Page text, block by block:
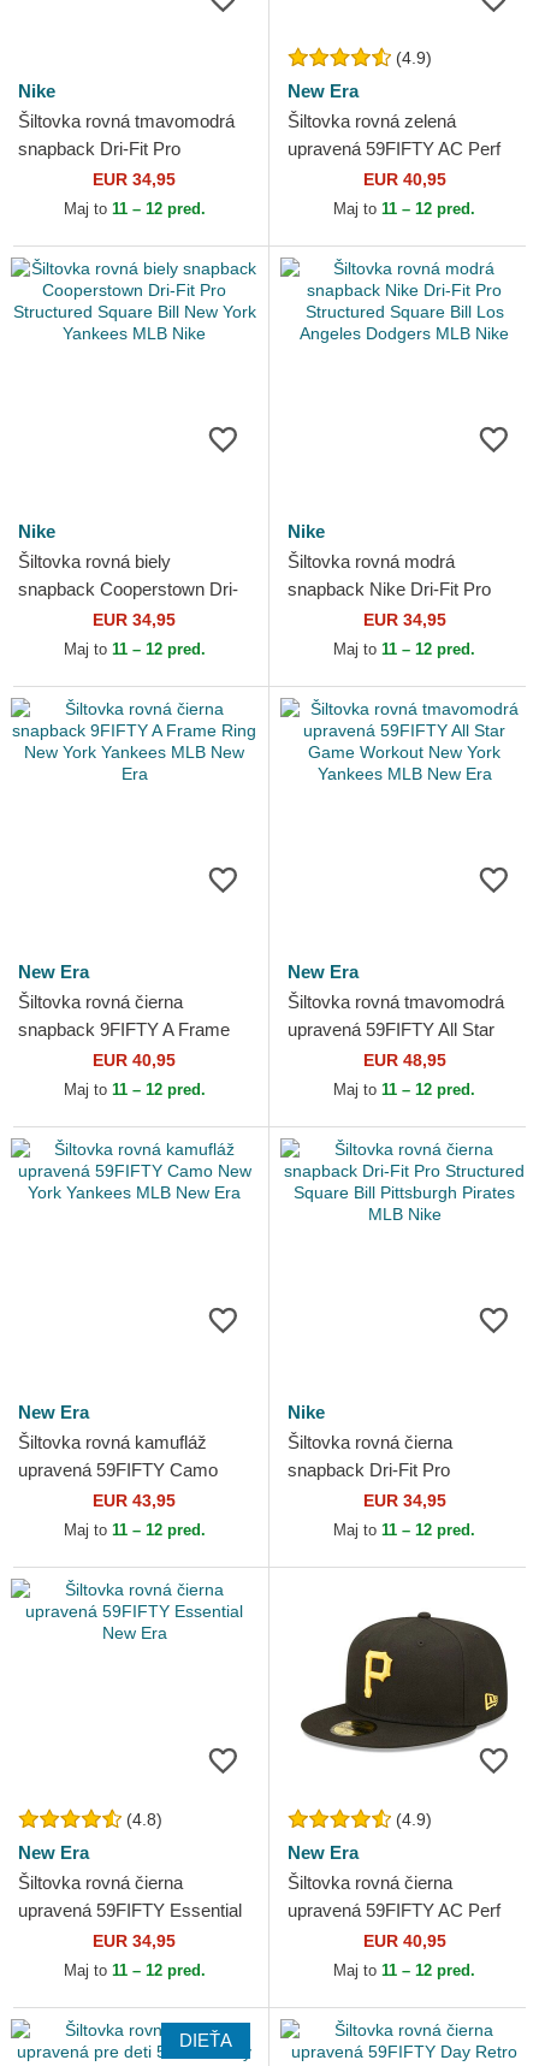
Nike
Šiltovka rovná tmavomodrá
snapback Dri-Fit Pro
Structured Square Bill New
York Yankees MLB Nike
EUR 34,95
Maj to 11 – 12 pred.
(4.9)
New Era
Šiltovka rovná zelená
upravená 59FIFTY AC Perf
Oakland Athletics MLB New
EUR 40,95
Maj to 11 – 12 pred.
Nike
Šiltovka rovná biely
snapback Cooperstown Dri-
Fit Pro Structured Square Bill
New York Yankees MLB...
EUR 34,95
Maj to 11 – 12 pred.
Nike
Šiltovka rovná modrá
snapback Nike Dri-Fit Pro
Structured Square Bill Los
Angeles Dodgers MLB Nike
EUR 34,95
Maj to 11 – 12 pred.
New Era
Šiltovka rovná čierna
snapback 9FIFTY A Frame
Ring New York Yankees
MLB New Era
EUR 40,95
Maj to 11 – 12 pred.
New Era
Šiltovka rovná tmavomodrá
upravená 59FIFTY All Star
Game Workout New York
Yankees MLB New Era
EUR 48,95
Maj to 11 – 12 pred.
New Era
Šiltovka rovná kamufláž
upravená 59FIFTY Camo
New York Yankees MLB
New Era
EUR 43,95
Maj to 11 – 12 pred.
Nike
Šiltovka rovná čierna
snapback Dri-Fit Pro
Structured Square Bill
Pittsburgh Pirates MLB Nike
EUR 34,95
Maj to 11 – 12 pred.
(4.8)
New Era
Šiltovka rovná čierna
upravená 59FIFTY Essential
EUR 34,95
Maj to 11 – 12 pred.
(4.9)
New Era
Šiltovka rovná čierna
upravená 59FIFTY AC Perf
Pittsburgh Pirates MLB New
EUR 40,95
Maj to 11 – 12 pred.
DIEŤA